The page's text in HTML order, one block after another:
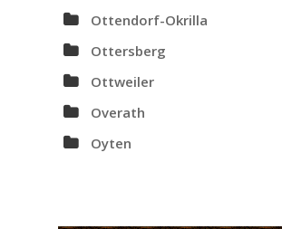
Ottendorf-Okrilla
Ottersberg
Ottweiler
Overath
Oyten